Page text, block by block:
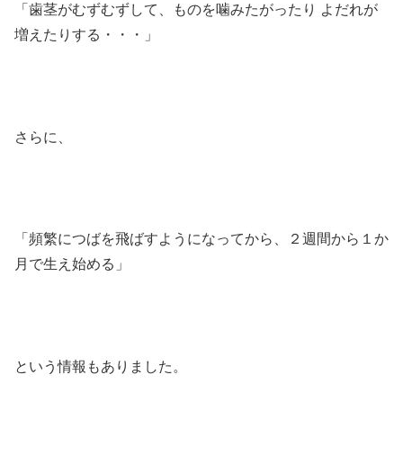
「歯茎がむずむずして、ものを噛みたがったり よだれが
増えたりする・・・」
さらに、
「頻繁につばを飛ばすようになってから、２週間から１か
月で生え始める」
という情報もありました。